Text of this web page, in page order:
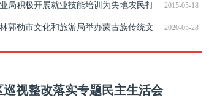
尖上的安全” 2015-05-18
局积极开展就业技能培训为失地农民打
就业通道 2020-05-28
郭勒市文化和旅游局举办蒙古族传统文
季活动之安代舞公益培训
视整改落实专题民主生活会